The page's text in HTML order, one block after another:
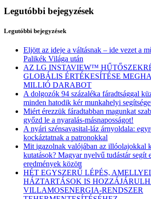
Legutóbbi bejegyzések
Legutóbbi bejegyzések
Eljött az ideje a váltásnak – ide vezet a
Palikék Világa után
AZ LG INSTAVIEW™
GLOBÁLIS ÉRTÉKESÍTÉSE
MILLIÓ DARABOT
A dolgozók 94 százaléka fáradtsággal
minden hatodik kér munkahelyi
Miért érezzük fáradtabban magunkat
győzd le a nyaralás-másnaposságot!
A nyári szénsavasital-láz árnyoldala:
kockáztatnak a patronokkal
Mit igazolnak valójában az illóolajokkal
kutatások? Magyar nyelvű tudástár segít
eredmények között
HÉT EGYSZERŰ LÉPÉS,
HÁZTARTÁSOK IS
VILLAMOSENERGIA-RENDSZER